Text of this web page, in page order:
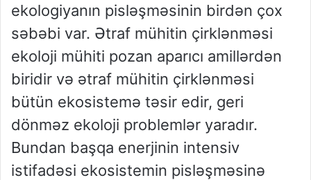
ekologiyanın pisləşməsinin birdən çox
səbəbi var. Ətraf mühitin çirklənməsi
ekoloji mühiti pozan aparıcı amillərdən
biridir və ətraf mühitin çirklənməsi
bütün ekosistemə təsir edir, geri
dönməz ekoloji problemlər yaradır.
Bundan başqa enerjinin intensiv
istifadəsi ekosistemin pisləşməsinə